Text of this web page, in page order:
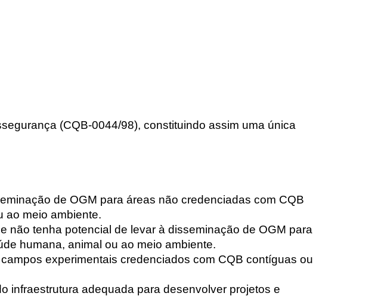
(CQB-0044/98), constituindo assim uma única
de OGM para áreas não credenciadas com CQB
ao meio ambiente.
não tenha potencial de levar à disseminação de OGM para
humana, animal ou ao meio ambiente.
experimentais credenciados com CQB contíguas ou
infraestrutura adequada para desenvolver projetos e